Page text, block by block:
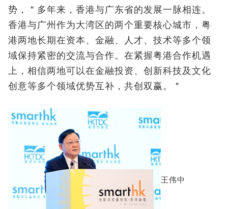
势，＂多年来，香港与广东省的发展一脉相连。
香港与广州作为大湾区的两个重要核心城市，粤
港两地长期在资本、金融、人才、技术等多个领
域保持紧密的交流与合作。在紧握粤港合作机遇
上，相信两地可以在金融投资、创新科技及文化
创意等多个领域优势互补，共创双赢。＂
王伟中